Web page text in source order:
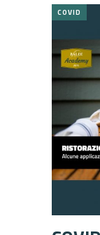
COVID